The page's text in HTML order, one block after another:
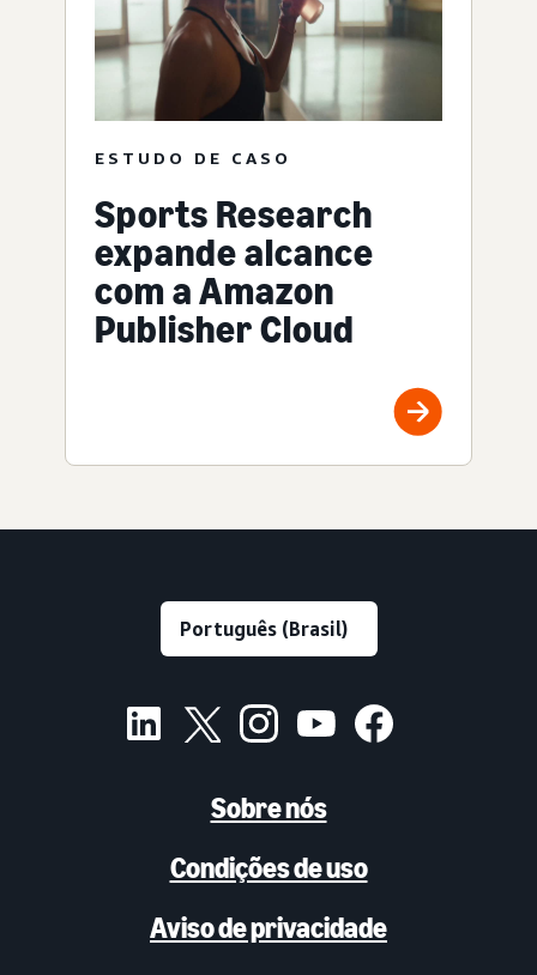
ESTUDO DE CASO
Sports Research
expande alcance
com a Amazon
Publisher Cloud
Sobre nós
Condições de uso
Aviso de privacidade